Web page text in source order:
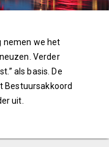
nemen we het
Verder
als basis. De
Bestuursakkoord
uit.